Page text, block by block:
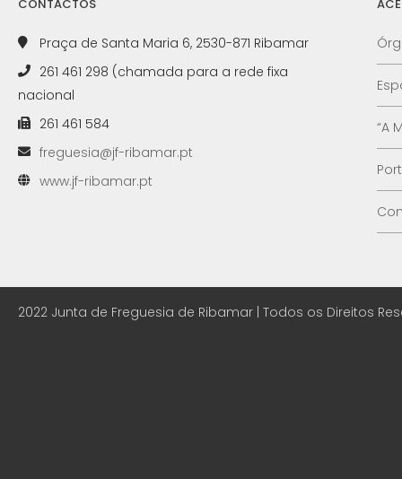
CONTACTOS
Praça de Santa Maria 6, 2530-871 Ribamar
261 461 298 (chamada para a rede fixa
nacional
261 461 584
freguesia@jf-ribamar.pt
www.jf-ribamar.pt
“A
2022 Junta de Freguesia de Ribamar | Todos os Direitos